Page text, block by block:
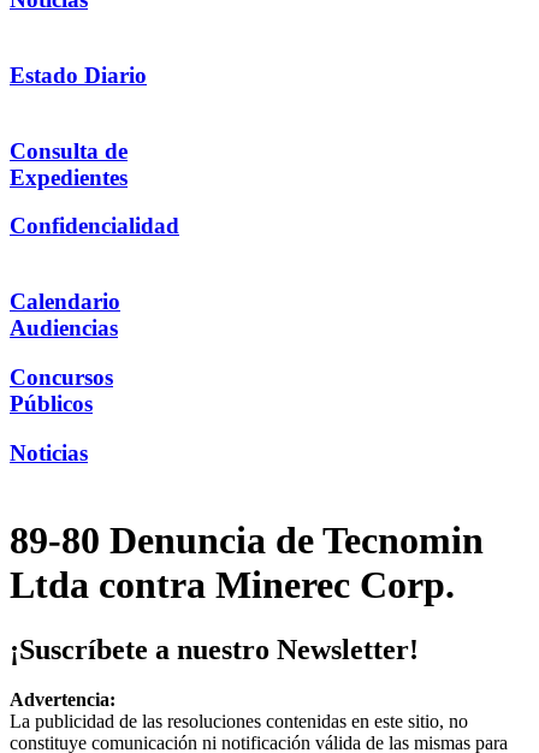
Estado Diario
Consulta de
Expedientes
Confidencialidad
Calendario
Audiencias
Concursos
Públicos
Noticias
89-80 Denuncia de Tecnomin
Ltda contra Minerec Corp.
¡Suscríbete a nuestro Newsletter!
Advertencia:
La publicidad de las resoluciones contenidas en este sitio, no
constituye comunicación ni notificación válida de las mismas para